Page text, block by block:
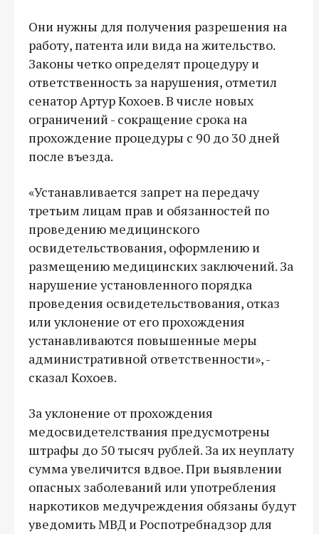
Они нужны для получения разрешения на
работу, патента или вида на жительство.
Законы четко определят процедуру и
ответственность за нарушения, отметил
сенатор Артур Кохоев. В числе новых
ограничений - сокращение срока на
прохождение процедуры с 90 до 30 дней
после въезда.
«Устанавливается запрет на передачу
третьим лицам прав и обязанностей по
проведению медицинского
освидетельствования, оформлению и
размещению медицинских заключений. За
нарушение установленного порядка
проведения освидетельствования, отказ
или уклонение от его прохождения
устанавливаются повышенные меры
административной ответственности», -
сказал Кохоев.
За уклонение от прохождения
медосвидетелствания предусмотрены
штрафы до 50 тысяч рублей. За их неуплату
сумма увеличится вдвое. При выявлении
опасных заболеваний или употребления
наркотиков медучреждения обязаны будут
уведомить МВД и Роспотребнадзор для